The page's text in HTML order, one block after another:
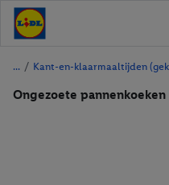
/ Kant-en-klaarmaaltijden
Ongezoete pannenkoeken